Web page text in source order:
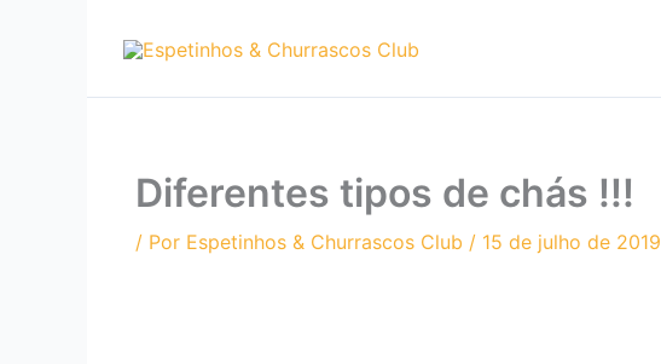
Diferentes tipos de chás !!!
/ Por Espetinhos & Churrascos Club / 15 de julho de 2019